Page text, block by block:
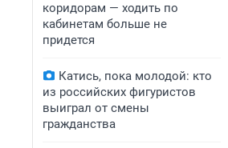
коридорам — ходить по
кабинетам больше не
придется
Катись, пока молодой: кто
из российских фигуристов
выиграл от смены
гражданства